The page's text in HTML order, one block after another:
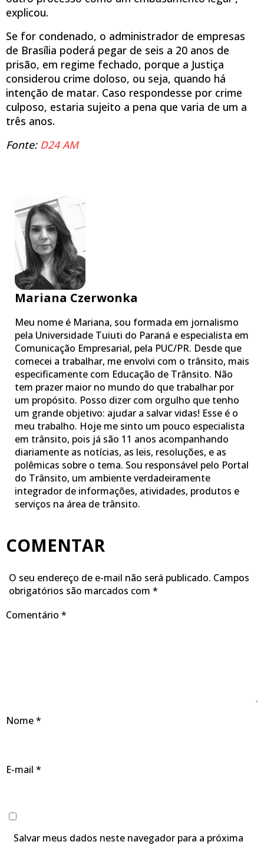
explicou.
Se for condenado, o administrador de empresas
de Brasília poderá pegar de seis a 20 anos de
prisão, em regime fechado, porque a Justiça
considerou crime doloso, ou seja, quando há
intenção de matar. Caso respondesse por crime
culposo, estaria sujeito a pena que varia de um a
três anos.
Fonte: D24 AM
Mariana Czerwonka
Meu nome é Mariana, sou formada em jornalismo
pela Universidade Tuiuti do Paraná e especialista em
Comunicação Empresarial, pela PUC/PR. Desde que
comecei a trabalhar, me envolvi com o trânsito, mais
especificamente com Educação de Trânsito. Não
tem prazer maior no mundo do que trabalhar por
um propósito. Posso dizer com orgulho que tenho
um grande objetivo: ajudar a salvar vidas! Esse é o
meu trabalho. Hoje me sinto um pouco especialista
em trânsito, pois já são 11 anos acompanhando
diariamente as notícias, as leis, resoluções, e as
polêmicas sobre o tema. Sou responsável pelo Portal
do Trânsito, um ambiente verdadeiramente
integrador de informações, atividades, produtos e
serviços na área de trânsito.
COMENTAR
O seu endereço de e-mail não será publicado. Campos
obrigatórios são marcados com *
Comentário *
Nome*
E-mail *
Salvar meus dados neste navegador para a próxima